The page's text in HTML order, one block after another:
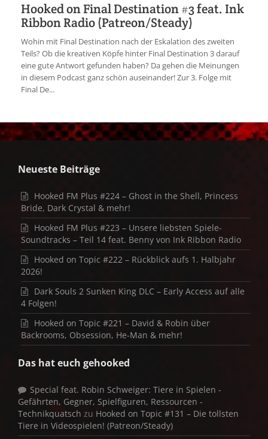
Hooked on Final Destination #3 feat. Ink
Ribbon Radio (Patreon/Steady)
Wohin mit Final Destination nach der Eskalation des zweiten
Teils? Ob die kreativen Köpfe hinter Final Destination 3 darauf
eine gute Antwort gefunden haben? Da gehen die Meinungen
in diesem Podcast ganz schön auseinander! Zur 3. Folge mit
Final De...
Neueste Beiträge
Hooked FM Plus #224 – Ghost in the Shell, Princess
Bride, Dark Crystal & mehr!
Hooked FM Plus #223 – Unsere liebsten Spiele-
Soundtracks – Teil 14 feat. Benny von Ink Ribbon Radio
Hooked on Topic #222 – Rückblick aufs 1. Halbjahr
2026!
Dark Souls 2 Sunken King DLC – Early Access auf alle
4 Folgen!
Hooked on Topic #221 – David & Robin über
Backrooms, Obsession, He-Man & mehr!
Das hat euch gehooked
Special feat. Robin Schweiger: Tiere in Spielen -
Gefährten, Gegner, Spielfiguren, Ressourcen -
Technikquatsch zu Hooked on Topic #131 – Die tollsten
Tiere in Videospielen! (Patreon/Steady)